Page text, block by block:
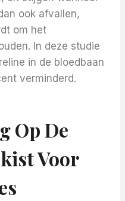
ook afvallen,
om het
In deze studie
in de bloedbaan
verminderd.
Op De
Voor